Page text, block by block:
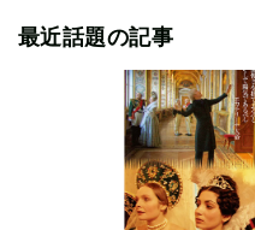
最近話題の記事